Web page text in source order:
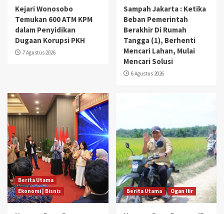
Kejari Wonosobo
Temukan 600 ATM KPM
dalam Penyidikan
Dugaan Korupsi PKH
7 Agustus 2026
Sampah Jakarta : Ketika
Beban Pemerintah
Berakhir Di Rumah
Tangga (1), Berhenti
Mencari Lahan, Mulai
Mencari Solusi
6 Agustus 2026
Berita Utama
Ekonomi | Bisnis
Berita Utama Ogan Ilir